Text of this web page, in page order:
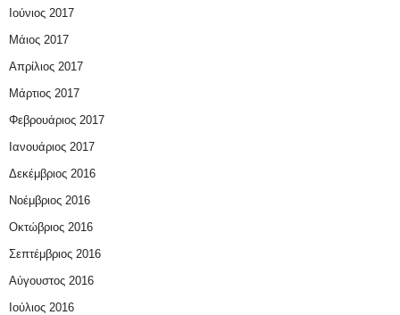
Ιούνιος 2017
Μάιος 2017
Απρίλιος 2017
Μάρτιος 2017
Φεβρουάριος 2017
Ιανουάριος 2017
Δεκέμβριος 2016
Νοέμβριος 2016
Οκτώβριος 2016
Σεπτέμβριος 2016
Αύγουστος 2016
Ιούλιος 2016